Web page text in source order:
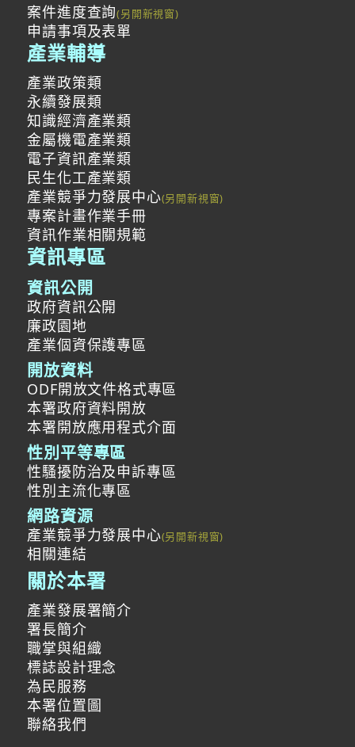
案件進度查詢
申請事項及表單
產業輔導
產業政策類
永續發展類
知識經濟產業類
金屬機電產業類
電子資訊產業類
民生化工產業類
產業競爭力發展中心
專案計畫作業手冊
資訊作業相關規範
資訊專區
資訊公開
政府資訊公開
廉政園地
產業個資保護專區
開放資料
ODF開放文件格式專區
本署政府資料開放
本署開放應用程式介面
性別平等專區
性騷擾防治及申訴專區
性別主流化專區
網路資源
產業競爭力發展中心
相關連結
關於本署
產業發展署簡介
署長簡介
職掌與組織
標誌設計理念
為民服務
本署位置圖
聯絡我們